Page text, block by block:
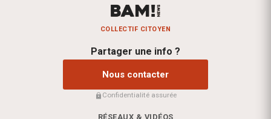
COLLECTIF CITOYEN
Partager une info ?
Nous contacter
Confidentialité assurée
RÉSEAUX & VIDÉOS